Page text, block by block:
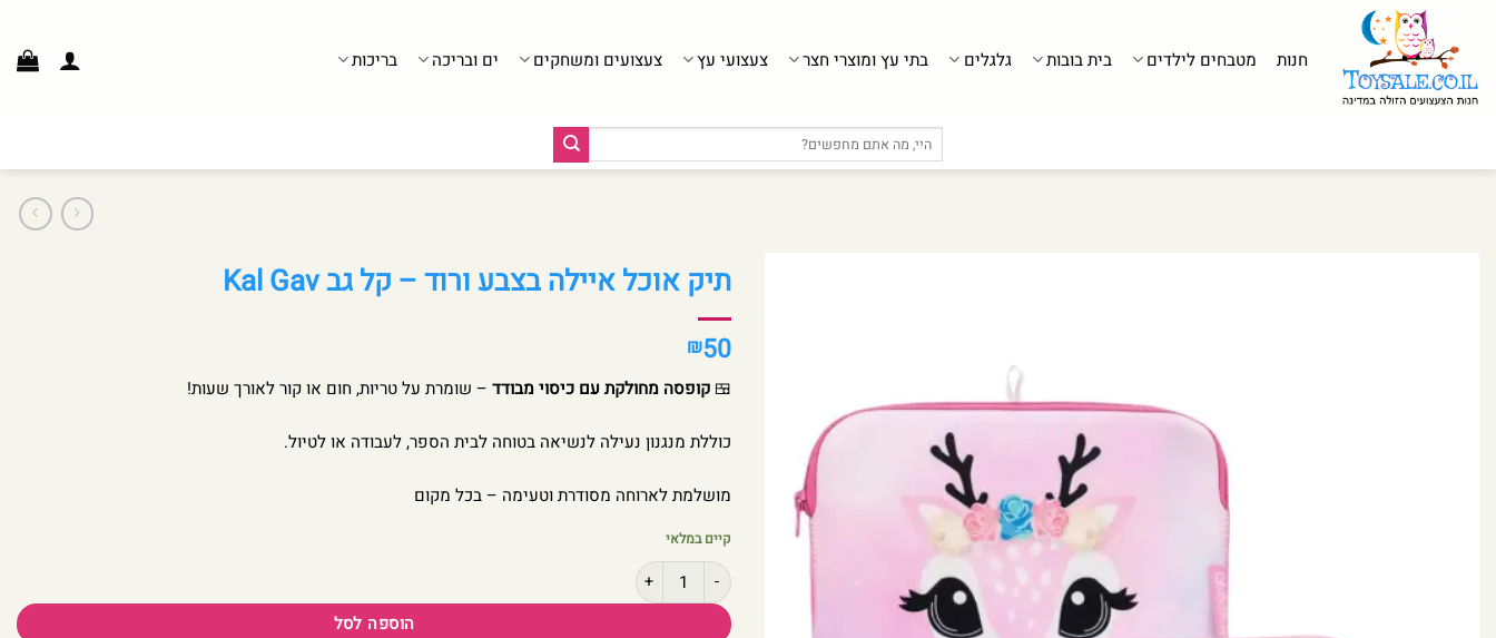
חנות
מטבחים לילדים בית בובות גלגלים בתי עץ ומוצרי חצר צעצועי עץ צעצועים ומשחקים ים ובריכה בריכות
עבור:
תיק אוכל איילה בצבע ורוד – קל גב Kal Gav
₪50
🍱 קופסה מחולקת עם כיסוי מבודד – שומרת על טריות, חום או קור לאורך שעות!
כוללת מנגנון נעילה לנשיאה בטוחה לבית הספר, לעבודה או לטיול.
מושלמת לארוחה מסודרת וטעימה – בכל מקום
קיים במלאי
כמות של תיק אוכל איילה בצבע ורוד - קל גב Kal Gav
הוספה לסל